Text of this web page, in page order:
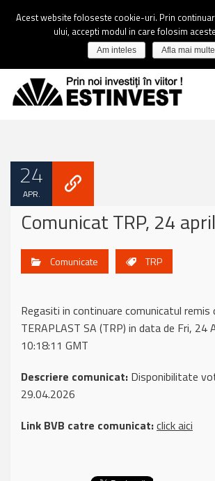
24
APR.
Comunicat TRP, 24
Comunicate TRP
Regasiti in continuare comunicatul
TERAPLAST SA (TRP) in data de Fri, 24
10:18:11 GMT
Descriere comunicat: Disponibilitate
29.04.2026
Link BVB catre comunicat:click aici
Acest website foloseste cookie-uri. Prin
ului, accepti modul in care folosim
Am inteles Afla mai multe